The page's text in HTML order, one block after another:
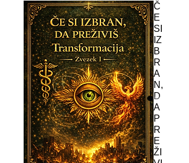
Č
E
SI
IZ
B
R
A
N,
D
A
P
R
E
ŽI